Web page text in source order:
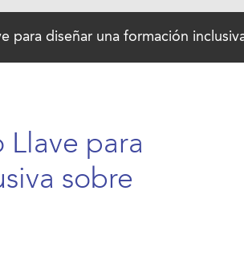
para diseñar una formación
para
sobre